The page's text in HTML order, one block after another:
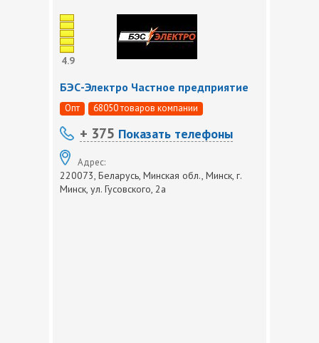
4.9
БЭС-Электро Частное предприятие
Опт 68050 товаров компании
+ 375 Показать телефоны
Адрес:
220073, Беларусь, Минская обл., Минск, г.
Минск, ул. Гусовского, 2а